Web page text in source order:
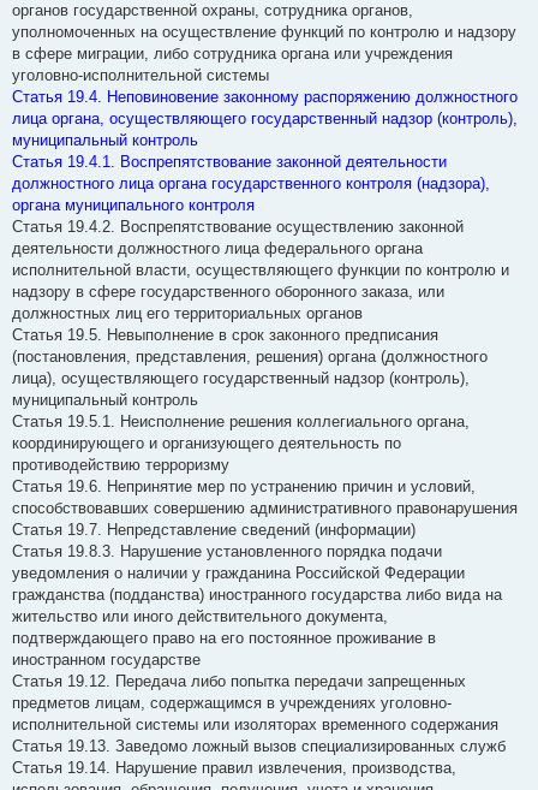
органов государственной охраны, сотрудника органов,
уполномоченных на осуществление функций по контролю и надзору
в сфере миграции, либо сотрудника органа или учреждения
уголовно-исполнительной системы
Статья 19.4. Неповиновение законному распоряжению должностного
лица органа, осуществляющего государственный надзор (контроль),
муниципальный контроль
Статья 19.4.1. Воспрепятствование законной деятельности
должностного лица органа государственного контроля (надзора),
органа муниципального контроля
Статья 19.4.2. Воспрепятствование осуществлению законной
деятельности должностного лица федерального органа
исполнительной власти, осуществляющего функции по контролю и
надзору в сфере государственного оборонного заказа, или
должностных лиц его территориальных органов
Статья 19.5. Невыполнение в срок законного предписания
(постановления, представления, решения) органа (должностного
лица), осуществляющего государственный надзор (контроль),
муниципальный контроль
Статья 19.5.1. Неисполнение решения коллегиального органа,
координирующего и организующего деятельность по
противодействию терроризму
Статья 19.6. Непринятие мер по устранению причин и условий,
способствовавших совершению административного правонарушения
Статья 19.7. Непредставление сведений (информации)
Статья 19.8.3. Нарушение установленного порядка подачи
уведомления о наличии у гражданина Российской Федерации
гражданства (подданства) иностранного государства либо вида на
жительство или иного действительного документа,
подтверждающего право на его постоянное проживание в
иностранном государстве
Статья 19.12. Передача либо попытка передачи запрещенных
предметов лицам, содержащимся в учреждениях уголовно-
исполнительной системы или изоляторах временного содержания
Статья 19.13. Заведомо ложный вызов специализированных служб
Статья 19.14. Нарушение правил извлечения, производства,